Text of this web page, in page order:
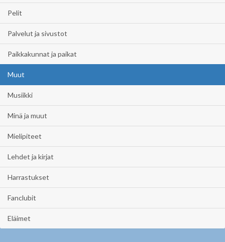
Pelit
Palvelut ja sivustot
Paikkakunnat ja paikat
Muut
Musiikki
Minä ja muut
Mielipiteet
Lehdet ja kirjat
Harrastukset
Fanclubit
Eläimet